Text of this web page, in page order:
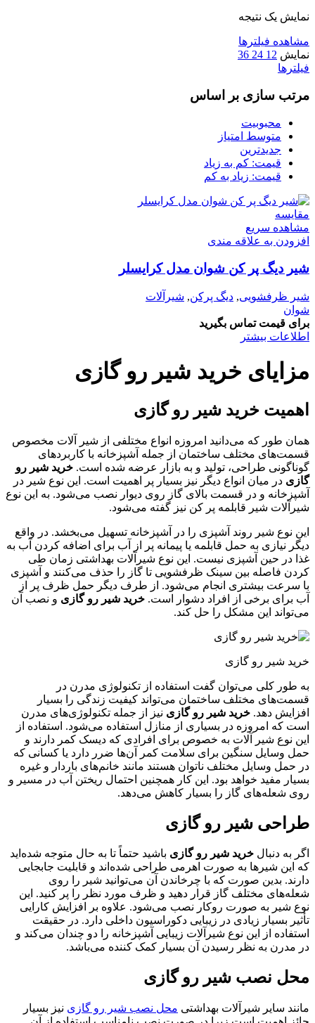
نمایش یک نتیجه
مشاهده فیلترها
نمایش 12
24
36
فیلترها
مرتب سازی بر اساس
محبوبیت
متوسط امتیاز
جدیدترین
قیمت: کم به زیاد
قیمت: زیاد به کم
مقایسه
مشاهده سریع
افزودن به علاقه مندی
شیر دیگ پر کن شوان مدل کرایسلر
شیر ظرفشویی, دیگ پرکن, شیرآلات
شوان
برای قیمت تماس بگیرید
اطلاعات بیشتر
مزایای خرید شیر رو گازی
اهمیت خرید شیر رو گازی
همان طور که می‌دانید امروزه انواع مختلفی از شیر آلات مخصوص
قسمت‌های مختلف ساختمان از جمله آشپزخانه با کاربردهای
گوناگونی طراحی، تولید و به بازار عرضه شده است. خرید شیر رو
گازی در میان انواع دیگر نیز بسیار پر اهمیت است. این نوع شیر در
آشپزخانه و در قسمت بالای گاز روی دیوار نصب می‌شود. به این نوع
شیرآلات شیر قابلمه پر کن نیز گفته می‌شود.
این نوع شیر روند آشپزی را در آشپزخانه تسهیل می‌بخشد. در واقع
دیگر نیازی به حمل قابلمه یا پیمانه پر از آب برای اضافه کردن آب به
غذا در حین آشپزی نیست. این نوع شیرآلات بهداشتی زمان طی
کردن فاصله بین سینک ظرفشویی تا گاز را حذف می‌کنند و آشپزی
با سرعت بیشتری انجام می‌شود. از طرف دیگر حمل ظرف پر از
آب برای برخی از افراد دشوار است. خرید شیر رو گازی و نصب آن
می‌تواند این مشکل را حل کند.
خرید شیر رو گازی
به طور کلی می‌توان گفت استفاده از تکنولوژی مدرن در
قسمت‌های مختلف ساختمان می‌تواند کیفیت زندگی را بسیار
افزایش دهد. خرید شیر رو گازی نیز از جمله تکنولوژی‌های مدرن
است که امروزه در بسیاری از منازل استفاده می‌شود. استفاده از
این نوع شیر آلات به خصوص برای افرادی که دیسک کمر دارند و
حمل وسایل سنگین برای سلامت کمر آن‌ها ضرر دارد یا کسانی که
در حمل وسایل مختلف ناتوان هستند مانند خانم‌های باردار و غیره
بسیار مفید خواهد بود. این کار همچنین احتمال ریختن آب در مسیر و
روی شعله‌های گاز را بسیار کاهش می‌دهد.
طراحی شیر رو گازی
اگر به دنبال خرید شیر رو گازی باشید حتماً تا به حال متوجه شده‌اید
که این شیرها به صورت اهرمی طراحی شده‌اند و قابلیت جابجایی
دارند. بدین صورت که با چرخاندن آن می‌توانید شیر را روی
شعله‌های مختلف گاز قرار دهید و ظرف مورد نظر را پر کنید. این
نوع شیر به صورت روکار نصب می‌شود. علاوه بر افزایش کارایی
تأثیر بسیار زیادی در زیبایی دکوراسیون داخلی دارد. در حقیقت
استفاده از این نوع شیرآلات زیبایی آشپزخانه را دو چندان می‌کند و
در مدرن به نظر رسیدن آن بسیار کمک کننده می‌باشد.
محل نصب شیر رو گازی
مانند سایر شیرآلات بهداشتی محل نصب شیر رو گازی نیز بسیار